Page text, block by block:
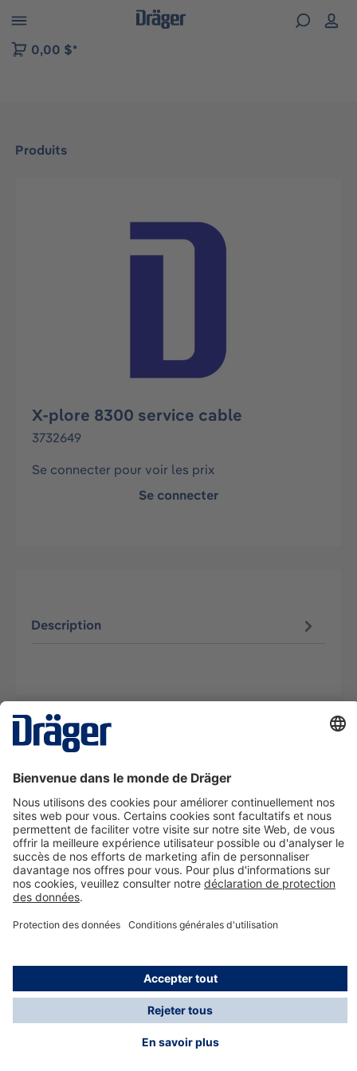
to B2B platform navigation
0,00 $*
Produits
Ignorer la galerie d'images
X-plore 8300 service cable
3732649
Se connecter pour voir les prix
Se connecter
Description
La technologie
Nous contacter
A propos de Dräger
Informations
*Les taxes et les frais d'expédition ne sont pas inclus
dans les prix indiqués, sauf mention contraire. Des frais
supplémentaires peuvent s'appliquer.